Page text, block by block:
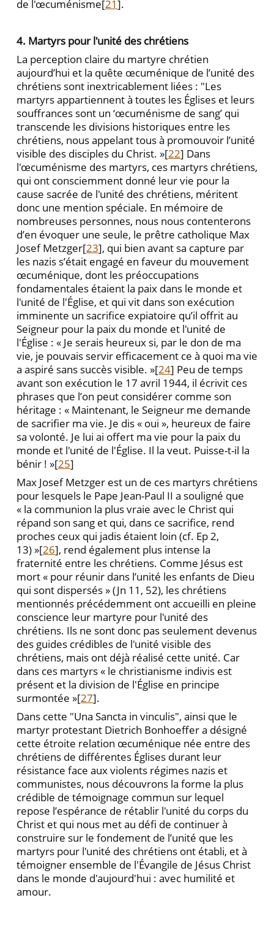
de l'œcuménisme[21].
4. Martyrs pour l'unité des chrétiens
La perception claire du martyre chrétien
aujourd’hui et la quête œcuménique de l’unité des
chrétiens sont inextricablement liées : "Les
martyrs appartiennent à toutes les Églises et leurs
souffrances sont un ‘œcuménisme de sang’ qui
transcende les divisions historiques entre les
chrétiens, nous appelant tous à promouvoir l’unité
visible des disciples du Christ. »[22] Dans
l'œcuménisme des martyrs, ces martyrs chrétiens,
qui ont consciemment donné leur vie pour la
cause sacrée de l'unité des chrétiens, méritent
donc une mention spéciale. En mémoire de
nombreuses personnes, nous nous contenterons
d’en évoquer une seule, le prêtre catholique Max
Josef Metzger[23], qui bien avant sa capture par
les nazis s’était engagé en faveur du mouvement
œcuménique, dont les préoccupations
fondamentales étaient la paix dans le monde et
l'unité de l'Église, et qui vit dans son exécution
imminente un sacrifice expiatoire qu’il offrit au
Seigneur pour la paix du monde et l'unité de
l'Église : « Je serais heureux si, par le don de ma
vie, je pouvais servir efficacement ce à quoi ma vie
a aspiré sans succès visible. »[24] Peu de temps
avant son exécution le 17 avril 1944, il écrivit ces
phrases que l’on peut considérer comme son
héritage : « Maintenant, le Seigneur me demande
de sacrifier ma vie. Je dis « oui », heureux de faire
sa volonté. Je lui ai offert ma vie pour la paix du
monde et l'unité de l'Église. Il la veut. Puisse-t-il la
bénir ! »[25]
Max Josef Metzger est un de ces martyrs chrétiens
pour lesquels le Pape Jean-Paul II a souligné que
« la communion la plus vraie avec le Christ qui
répand son sang et qui, dans ce sacrifice, rend
proches ceux qui jadis étaient loin (cf. Ep 2,
13) »[26], rend également plus intense la
fraternité entre les chrétiens. Comme Jésus est
mort « pour réunir dans l’unité les enfants de Dieu
qui sont dispersés » (Jn 11, 52), les chrétiens
mentionnés précédemment ont accueilli en pleine
conscience leur martyre pour l'unité des
chrétiens. Ils ne sont donc pas seulement devenus
des guides crédibles de l'unité visible des
chrétiens, mais ont déjà réalisé cette unité. Car
dans ces martyrs « le christianisme indivis est
présent et la division de l'Église en principe
surmontée »[27].
Dans cette "Una Sancta in vinculis", ainsi que le
martyr protestant Dietrich Bonhoeffer a désigné
cette étroite relation œcuménique née entre des
chrétiens de différentes Églises durant leur
résistance face aux violents régimes nazis et
communistes, nous découvrons la forme la plus
crédible de témoignage commun sur lequel
repose l’espérance de rétablir l'unité du corps du
Christ et qui nous met au défi de continuer à
construire sur le fondement de l’unité que les
martyrs pour l'unité des chrétiens ont établi, et à
témoigner ensemble de l'Évangile de Jésus Christ
dans le monde d'aujourd'hui : avec humilité et
amour.